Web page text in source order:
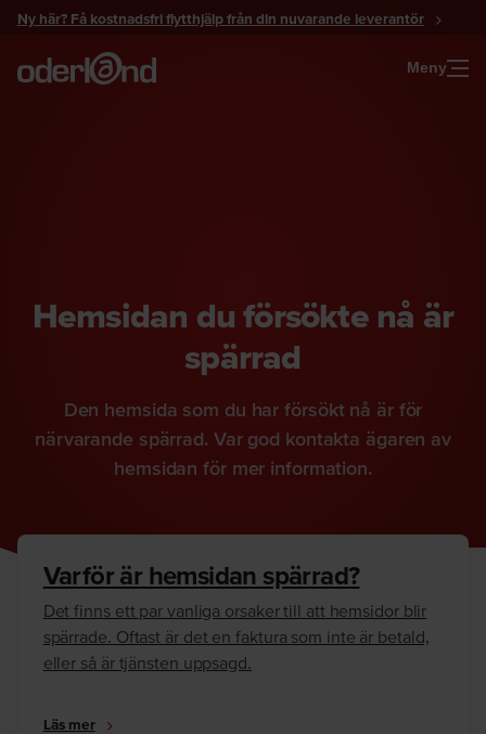
Gå
innehåll
Ny här? Få kostnadsfri flytthjälp från din nuvarande leverantör
Meny
Hemsidan du försökte nå är
spärrad
Den hemsida som du har försökt nå är för
närvarande spärrad. Var god kontakta ägaren av
hemsidan för mer information.
Varför är hemsidan spärrad?
Det finns ett par vanliga orsaker till att hemsidor blir
spärrade. Oftast är det en faktura som inte är betald,
eller så är tjänsten uppsagd.
Läs mer